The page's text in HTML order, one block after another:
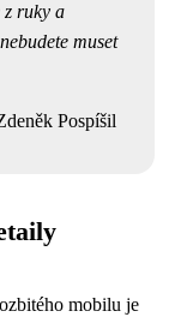
z ruky a
muset
Pospíšil
mobilu je